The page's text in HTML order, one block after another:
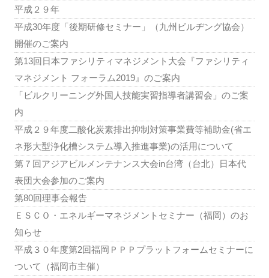
平成２９年
平成30年度「後期研修セミナー」（九州ビルヂング協会）
開催のご案内
第13回日本ファシリティマネジメント大会『ファシリティ
マネジメント フォーラム2019』のご案内
「ビルクリーニング外国人技能実習指導者講習会」のご案
内
平成２９年度二酸化炭素排出抑制対策事業費等補助金(省エ
ネ形大型浄化槽システム導入推進事業)の活用について
第７回アジアビルメンテナンス大会in台湾（台北）日本代
表団大会参加のご案内
第80回理事会報告
ＥＳＣＯ・エネルギーマネジメントセミナー（福岡）のお
知らせ
平成３０年度第2回福岡ＰＰＰプラットフォームセミナーに
ついて（福岡市主催）